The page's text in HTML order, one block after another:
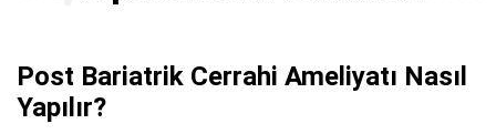
Post Bariatrik Cerrahi Ameliyatı Nasıl
Yapılır?